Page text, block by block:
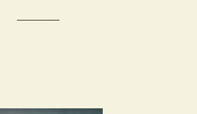
アフターサポート